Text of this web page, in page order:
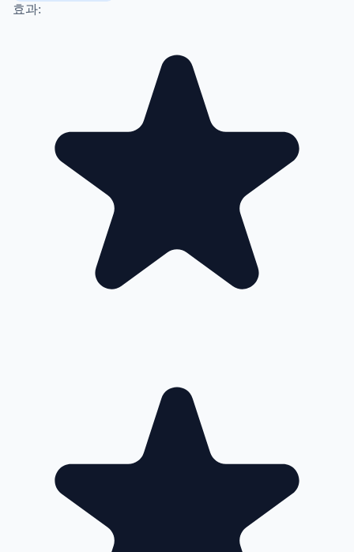
효과: